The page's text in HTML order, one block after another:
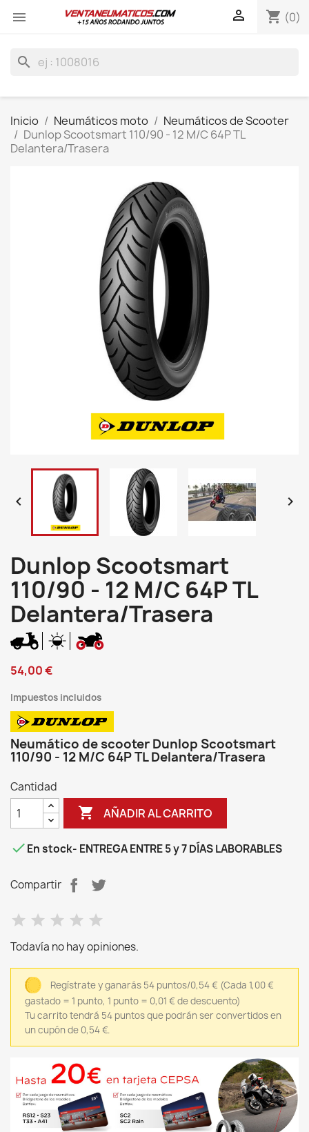
 shopping_cart (0)

search
Inicio Neumáticos moto
Neumáticos de Scooter
Dunlop Scootsmart 110/90 - 12 M/C 64P TL
Delantera/Trasera
 
Dunlop Scootsmart
110/90 - 12 M/C 64P TL
Delantera/Trasera
54,00 €
Impuestos incluidos
Neumático de scooter Dunlop Scootsmart
110/90 - 12 M/C 64P TL Delantera/Trasera
Cantidad
 AÑADIR AL CARRITO
En stock- ENTREGA ENTRE 5 y 7 DÍAS LABORABLES
Compartir
Todavía no hay opiniones.
Regístrate y ganarás 54 puntos/0,54 € (Cada 1,00 €
gastado = 1 punto, 1 punto = 0,01 € de descuento)
Tu carrito tendrá 54 puntos que podrán ser convertidos en
un cupón de 0,54 €.